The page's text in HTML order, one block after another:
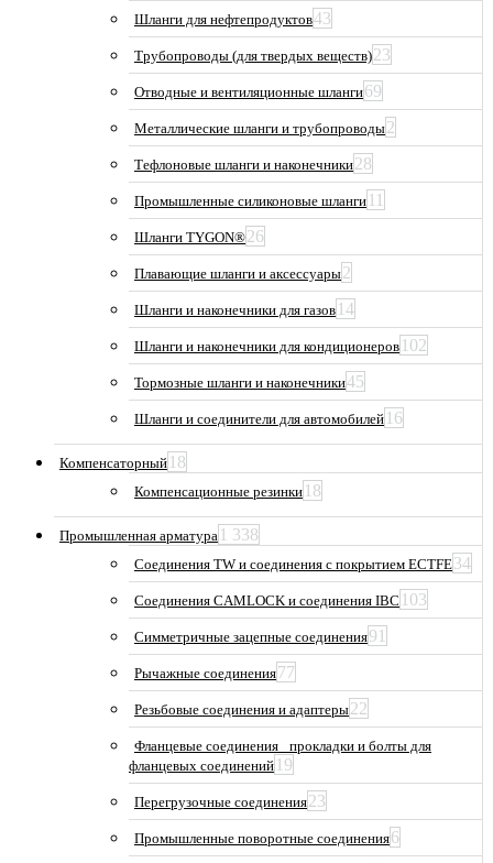
Шланги для нефтепродуктов43
Трубопроводы (для твердых веществ)23
Отводные и вентиляционные шланги69
Металлические шланги и трубопроводы2
Тефлоновые шланги и наконечники28
Промышленные силиконовые шланги 11
Шланги TYGON®26
Плавающие шланги и аксессуары2
Шланги и наконечники для газов 14
Шланги и наконечники для кондиционеров 102
Тормозные шланги и наконечники45
Шланги и соединители для автомобилей 16
Компенсаторный 18
Компенсационные резинки 18
Промышленная арматура 1 338
Соединения TW и соединения с покрытием ECTFE34
Соединения CAMLOCK и соединения IBC 103
Симметричные зацепные соединения91
Рычажные соединения77
Резьбовые соединения и адаптеры22
Фланцевые соединения_ прокладки и болты для
фланцевых соединений 19
Перегрузочные соединения23
Промышленные поворотные соединения6